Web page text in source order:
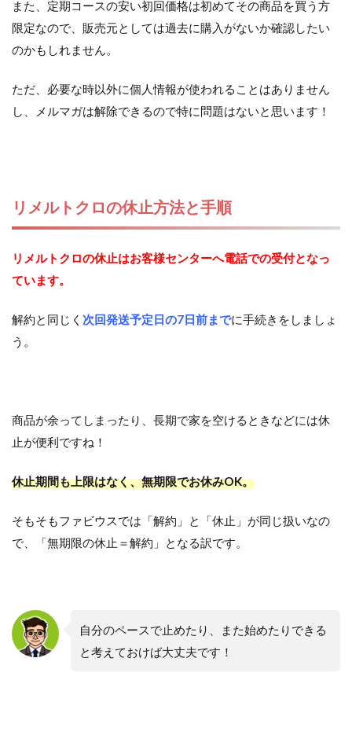
また、定期コースの安い初回価格は初めてその商品を買う方
限定なので、販売元としては過去に購入がないか確認したい
のかもしれません。
ただ、必要な時以外に個人情報が使われることはありません
し、メルマガは解除できるので特に問題はないと思います！
リメルトクロの休止方法と手順
リメルトクロの休止はお客様センターへ電話での受付となっ
ています。
解約と同じく 次回発送予定日の7日前までに手続きをしましょ
う。
商品が余ってしまったり、長期で家を空けるときなどには休
止が便利ですね！
休止期間も上限はなく、無期限でお休みOK。
そもそもファビウスでは「解約」と「休止」が同じ扱いなの
で、「無期限の休止＝解約」となる訳です。
自分のペースで止めたり、また始めたりできる
と考えておけば大丈夫です！